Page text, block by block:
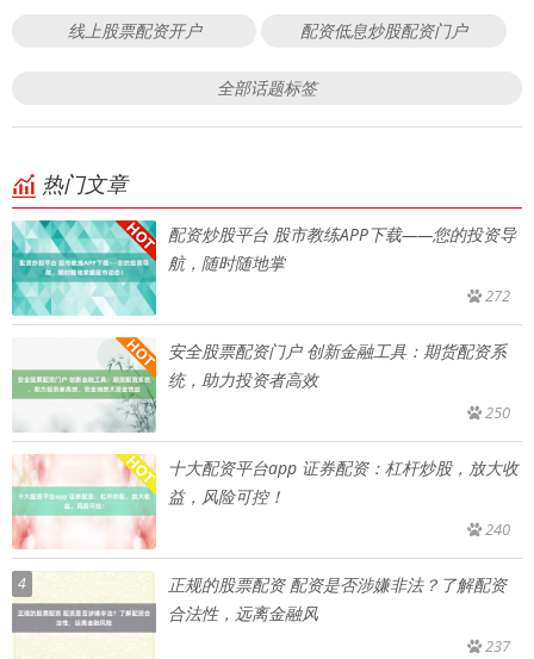
线上股票配资开户 配资低息炒股配资门户
全部话题标签
热门文章
配资炒股平台 股市教练APP下载——您的投资导
航，随时随地掌
272
安全股票配资门户 创新金融工具：期货配资系
统，助力投资者高效
250
十大配资平台app 证券配资：杠杆炒股，放大收
益，风险可控！
240
4
正规的股票配资 配资是否涉嫌非法？了解配资
合法性，远离金融风
237